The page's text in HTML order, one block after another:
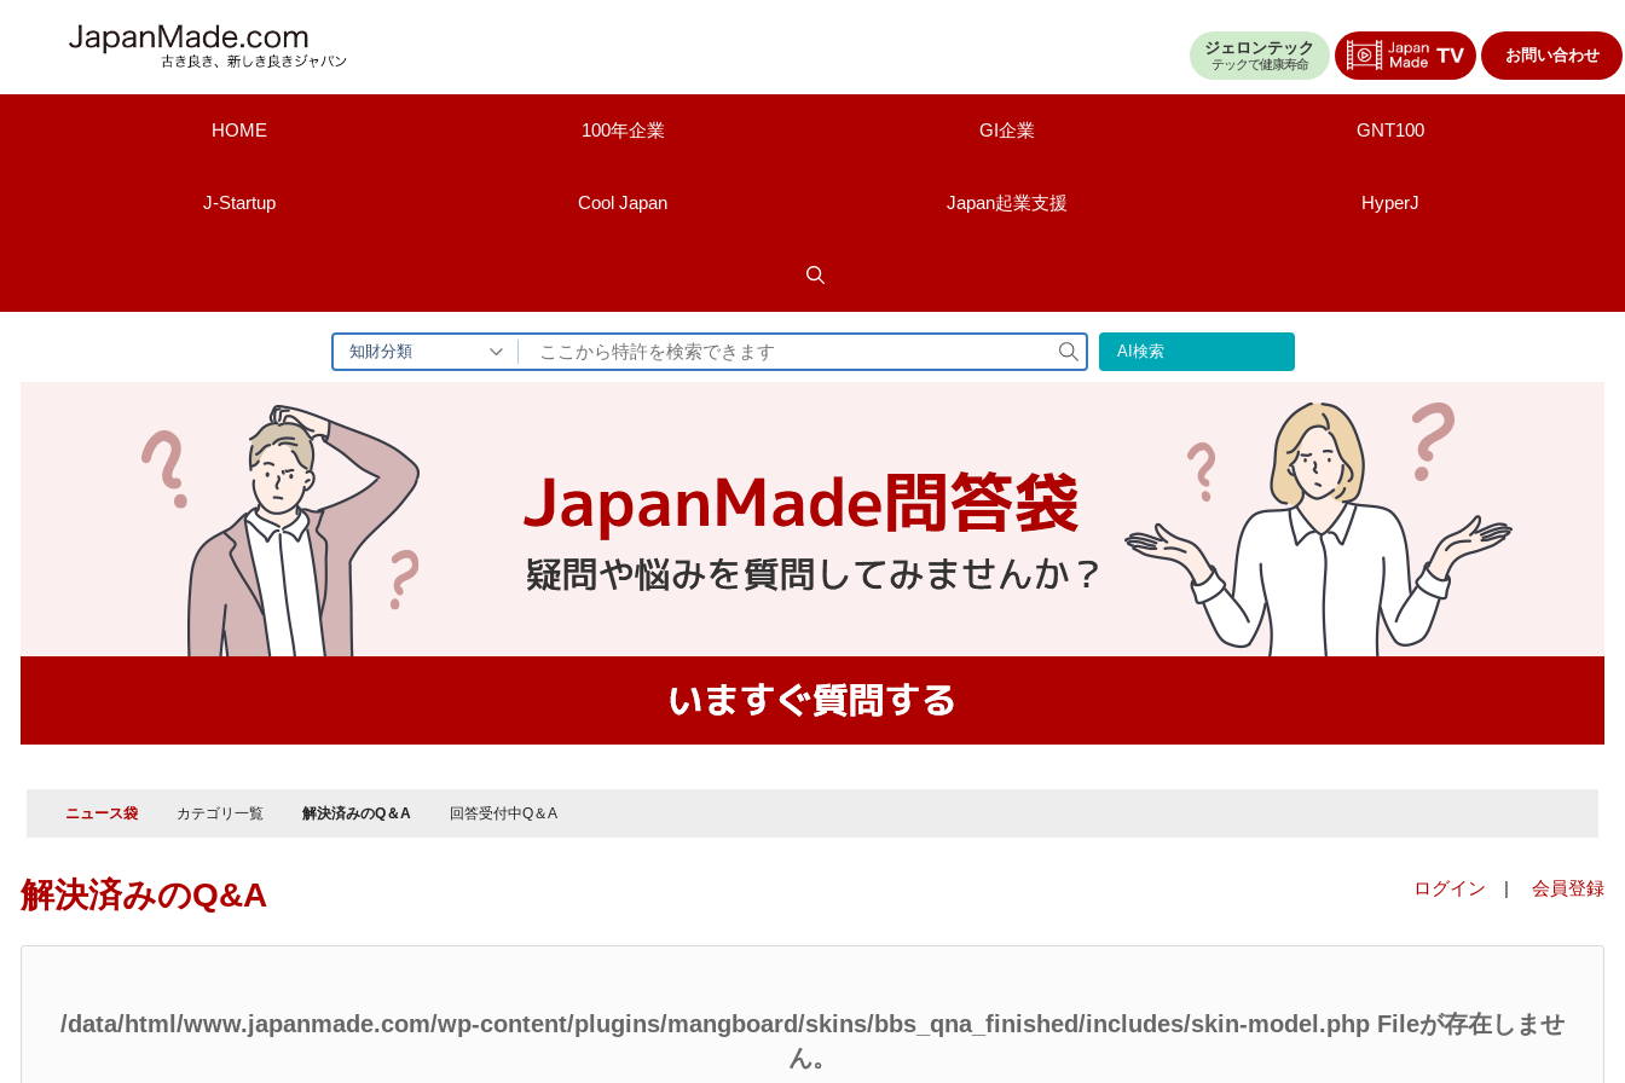
ジェロンテック
テックで健康寿命 お問い合わせ
HOME 100年企業 GI企業 GNT100
J-Startup Cool Japan Japan起業支援 HyperJ
知財分類
検
索
AI検索
ニュース袋 カテゴリ一覧 解決済みのQ＆A 回答受付中Q＆A
解決済みのQ&A ログイン | 会員登録
/data/html/www.japanmade.com/wp-content/plugins/mangboard/skins/bbs_qna_finished/includes/skin-model.php Fileが存在しませ
ん。